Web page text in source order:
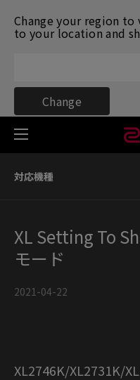
Change your region
to your location and
Change
対応機種
対応機種
XL Setting To
モード
2021-04-22
XL2746K/XL2731K/